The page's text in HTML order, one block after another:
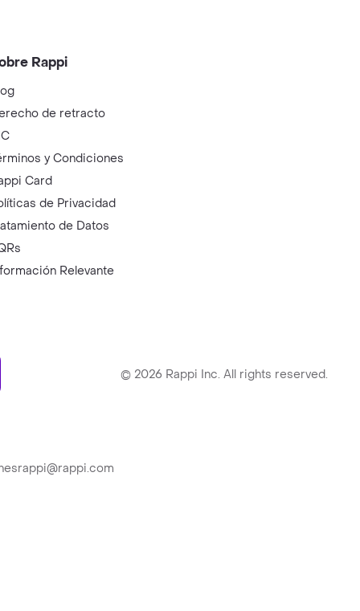
Rappi
de retracto
y Condiciones
Card
de Privacidad
de Datos
Relevante
© 2026 Rappi Inc. All rights reserved.